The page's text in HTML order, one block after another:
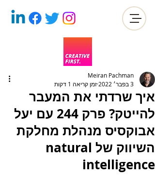
איך שרדתי את המעבר
להייטק? פרק 244 עם יעל
אבוקסיס מנהלת מחלקת
השיווק של natural
intelligence
Meiran Pachman
3 בפבר׳ 2022
זמן קריאה 1 דקות